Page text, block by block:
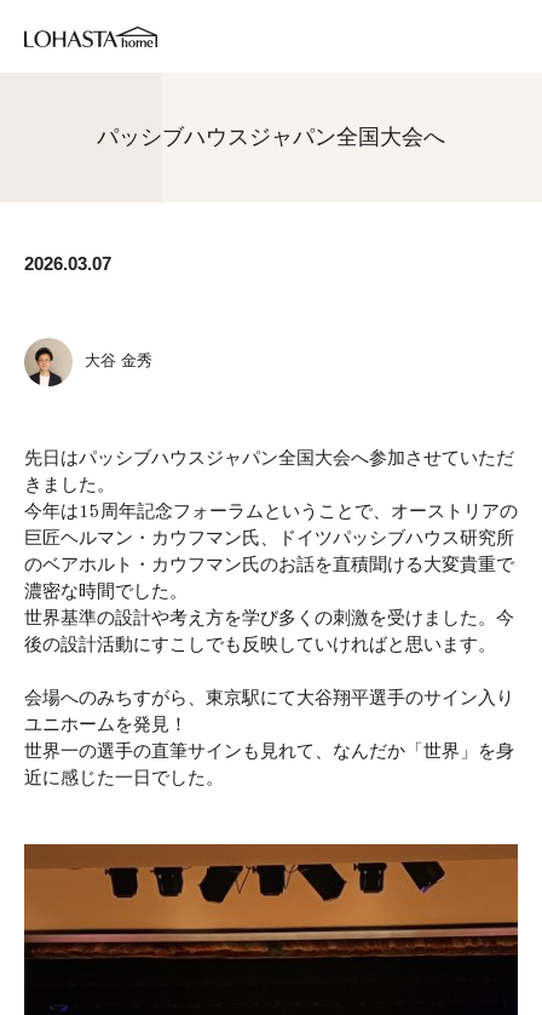
パッシブハウスジャパン全国大会へ
2026.03.07
大谷 金秀
先日はパッシブハウスジャパン全国大会へ参加させていただ
きました。
今年は15周年記念フォーラムということで、オーストリアの
巨匠ヘルマン・カウフマン氏、ドイツパッシブハウス研究所
のベアホルト・カウフマン氏のお話を直積聞ける大変貴重で
濃密な時間でした。
世界基準の設計や考え方を学び多くの刺激を受けました。今
後の設計活動にすこしでも反映していければと思います。
会場へのみちすがら、東京駅にて大谷翔平選手のサイン入り
ユニホームを発見！
世界一の選手の直筆サインも見れて、なんだか「世界」を身
近に感じた一日でした。